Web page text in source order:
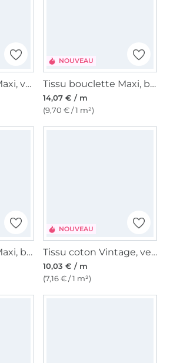
Tissu bouclette Maxi, vert bouteille
NOUVEAU
Tissu bouclette Maxi, bleu foncé profond
14,07 € / m
(9,70 € / 1 m²)
Tissu bouclette Maxi, baie
NOUVEAU
Tissu coton Vintage, vert foncé
10,03 € / m
(7,16 € / 1 m²)